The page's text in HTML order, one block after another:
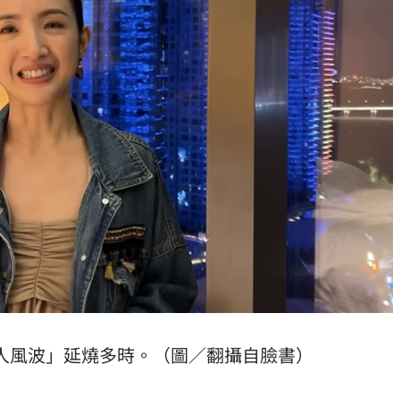
加 00:31
氣 12:00
！ 10:30
潮 10:00
波」延燒多時。（圖／翻攝自臉書）